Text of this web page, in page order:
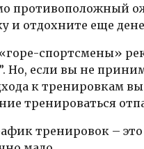
противоположный
и отдохните еще
спортсмены»
Но, если вы не
к тренировкам
тренироваться
тренировок –